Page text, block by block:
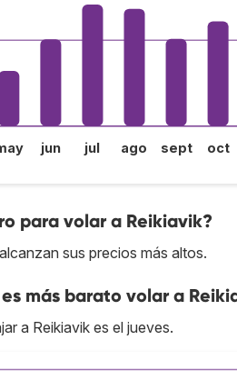
jun jul ago sept oct
para volar a Reikiavik?
sus precios más altos.
más barato volar a
a Reikiavik es el jueves.